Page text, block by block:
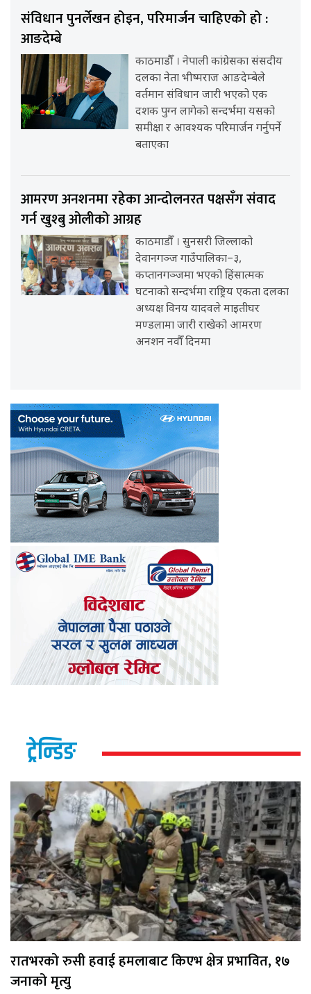
संविधान पुनर्लेखन होइन, परिमार्जन चाहिएको हो :
आङदेम्बे
काठमाडौँ । नेपाली कांग्रेसका संसदीय
दलका नेता भीष्मराज आङदेम्बेले
वर्तमान संविधान जारी भएको एक
दशक पुग्न लागेको सन्दर्भमा यसको
समीक्षा र आवश्यक परिमार्जन गर्नुपर्ने
बताएका
आमरण अनशनमा रहेका आन्दोलनरत पक्षसँग संवाद
गर्न खुश्बु ओलीको आग्रह
काठमाडौँ । सुनसरी जिल्लाको
देवानगञ्ज गाउँपालिका–३,
कप्तानगञ्जमा भएको हिंसात्मक
घटनाको सन्दर्भमा राष्ट्रिय एकता दलका
अध्यक्ष विनय यादवले माइतीघर
मण्डलामा जारी राखेको आमरण
अनशन नवौँ दिनमा
ट्रेन्डिङ
रातभरको रुसी हवाई हमलाबाट किएभ क्षेत्र प्रभावित, १७
जनाको मृत्यु